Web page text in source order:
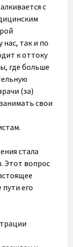
с
так и по
к оттоку
где больше
(за)
свои
стала
Этот вопрос
его